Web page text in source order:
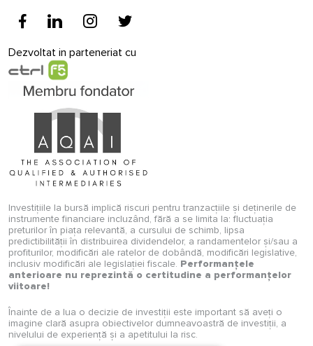
Dezvoltat in parteneriat cu
Investițiile la bursă implică riscuri pentru tranzacțiile și deținerile de
instrumente financiare incluzând, fără a se limita la: fluctuația
preturilor în piața relevantă, a cursului de schimb, lipsa
predictibilității în distribuirea dividendelor, a randamentelor și/sau a
profiturilor, modificări ale ratelor de dobândă, modificări legislative,
inclusiv modificări ale legislației fiscale. Performanțele
anterioare nu reprezintă o certitudine a performanțelor
viitoare!
Înainte de a lua o decizie de investiții este important să aveți o
imagine clară asupra obiectivelor dumneavoastră de investiții, a
nivelului de experiență și a apetitului la risc.